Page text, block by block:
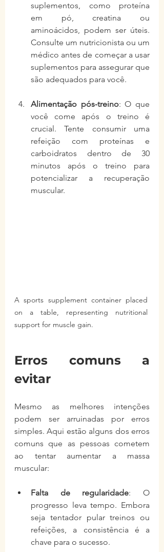
suplementos, como proteína
em pó, creatina ou
aminoácidos, podem ser úteis.
Consulte um nutricionista ou um
médico antes de começar a usar
suplementos para assegurar que
são adequados para você.
Alimentação pós-treino: O que
você come após o treino é
crucial. Tente consumir uma
refeição com proteínas e
carboidratos dentro de 30
minutos após o treino para
potencializar a recuperação
muscular.
A sports supplement container placed
on a table, representing nutritional
support for muscle gain.
Erros comuns a
evitar
Mesmo as melhores intenções
podem ser arruinadas por erros
simples. Aqui estão alguns dos erros
comuns que as pessoas cometem
ao tentar aumentar a massa
muscular:
Falta de regularidade: O
progresso leva tempo. Embora
seja tentador pular treinos ou
refeições, a consistência é a
chave para o sucesso.